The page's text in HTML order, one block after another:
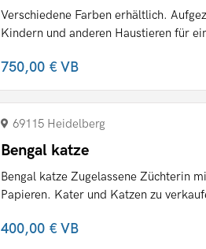
Verschiedene Farben erhältlich.
Kindern und anderen Haustieren für
750,00 €VB
69115 Heidelberg
Bengal katze
Bengal katze Zugelassene Züchterin
Papieren. Kater und Katzen zu
400,00 €VB